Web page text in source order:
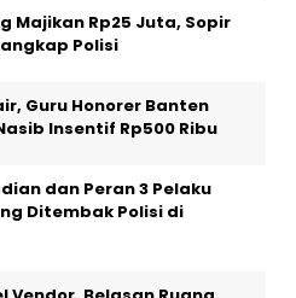
Majikan Rp25 Juta, Sopir
Polisi
Guru Honorer Banten
Insentif Rp500 Ribu
dan Peran 3 Pelaku
Ditembak Polisi di